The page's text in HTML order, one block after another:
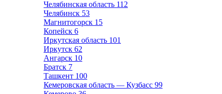
Челябинская область 112
Челябинск 53
Магнитогорск 15
Копейск 6
Иркутская область 101
Иркутск 62
Ангарск 10
Братск 7
Ташкент 100
Кемеровская область — Кузбасс 99